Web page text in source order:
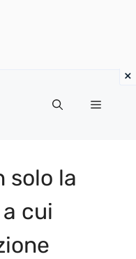
Menu
solo la
cui